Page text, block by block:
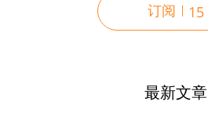
订阅 15
最新文章